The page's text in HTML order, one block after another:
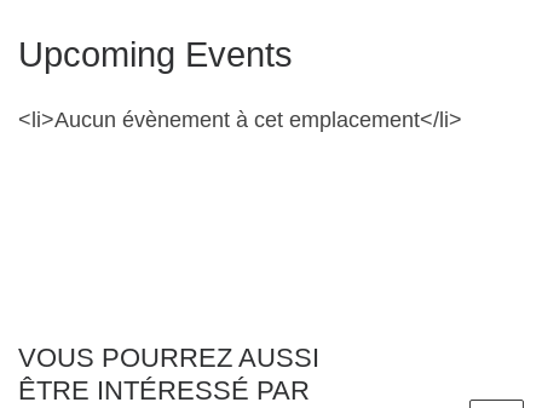
Upcoming Events
<li>Aucun évènement à cet emplacement</li>
VOUS POURREZ AUSSI
ÊTRE INTÉRESSÉ PAR